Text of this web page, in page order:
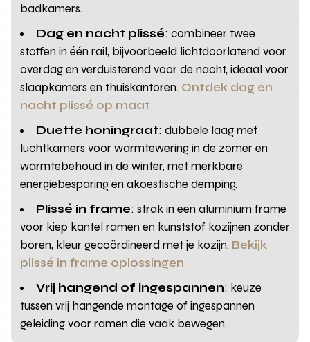
badkamers.
Dag en nacht plissé: combineer twee
stoffen in één rail, bijvoorbeeld lichtdoorlatend voor
overdag en verduisterend voor de nacht, ideaal voor
slaapkamers en thuiskantoren. Ontdek dag en
nacht plissé op maat
Duette honingraat: dubbele laag met
luchtkamers voor warmtewering in de zomer en
warmtebehoud in de winter, met merkbare
energiebesparing en akoestische demping.
Plissé in frame: strak in een aluminium frame
voor kiep kantel ramen en kunststof kozijnen zonder
boren, kleur gecoördineerd met je kozijn. Bekijk
plissé in frame oplossingen
Vrij hangend of ingespannen: keuze
tussen vrij hangende montage of ingespannen
geleiding voor ramen die vaak bewegen.